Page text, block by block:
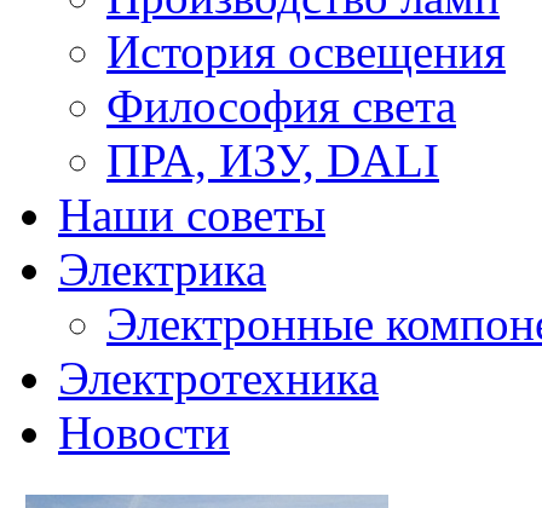
История освещения
Философия света
ПРА, ИЗУ, DALI
Наши советы
Электрика
Электронные
Электротехника
Новости